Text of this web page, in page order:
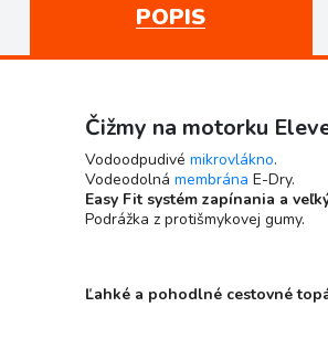
POPIS
Čižmy na motorku
Vodoodpudivé mikrovlákno.
Vodeodolná membrána E-Dry.
Easy Fit systém zapínania a
Podrážka z protišmykovej gumy.
Ľahké a pohodlné cestovné